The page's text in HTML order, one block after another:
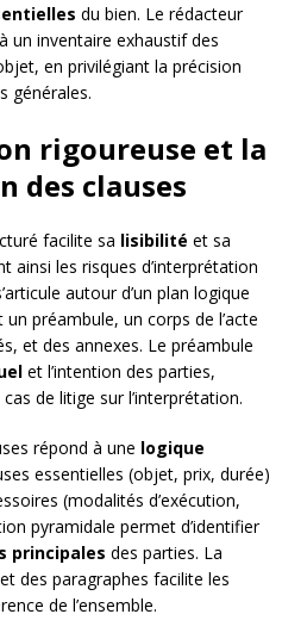
du bien. Le rédacteur
un inventaire exhaustif des
en privilégiant la précision
générales.
rigoureuse et la
des clauses
facilite sa lisibilité et sa
ainsi les risques d’interprétation
autour d’un plan logique
préambule, un corps de l’acte
et des annexes. Le préambule
et l’intention des parties,
de litige sur l’interprétation.
répond à une logique
essentielles (objet, prix, durée)
(modalités d’exécution,
pyramidale permet d’identifier
principales des parties. La
des paragraphes facilite les
de l’ensemble.